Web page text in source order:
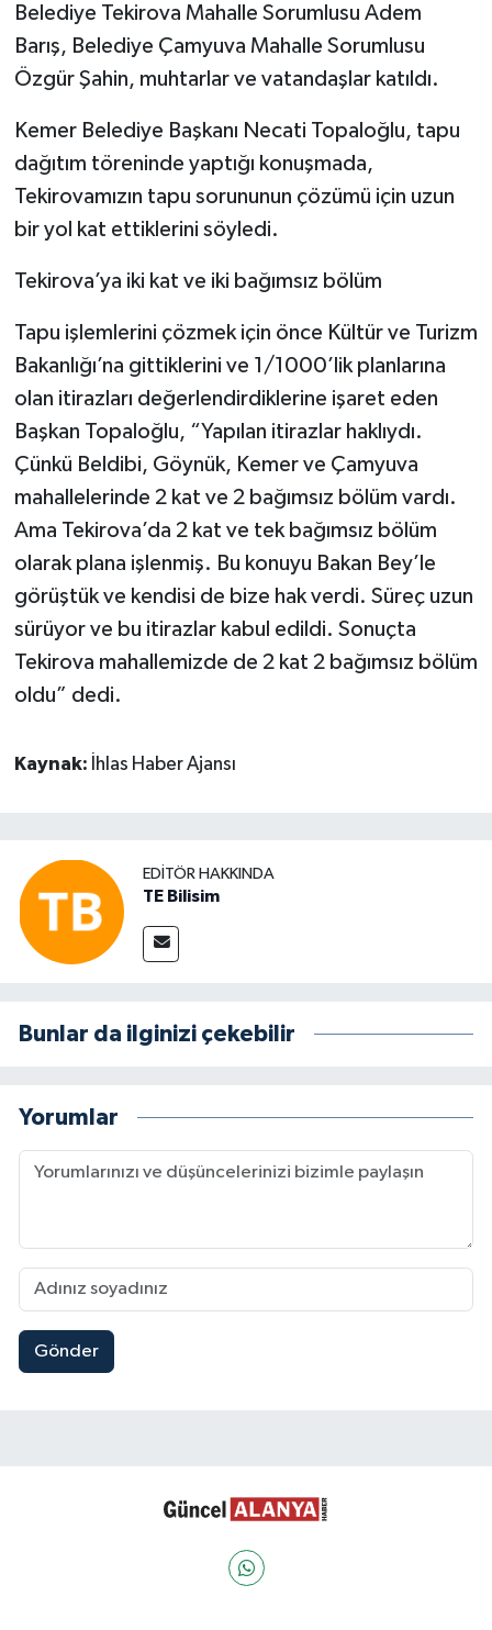
Belediye Tekirova Mahalle Sorumlusu Adem
Barış, Belediye Çamyuva Mahalle Sorumlusu
Özgür Şahin, muhtarlar ve vatandaşlar katıldı.
Kemer Belediye Başkanı Necati Topaloğlu, tapu
dağıtım töreninde yaptığı konuşmada,
Tekirovamızın tapu sorununun çözümü için uzun
bir yol kat ettiklerini söyledi.
Tekirova’ya iki kat ve iki bağımsız bölüm
Tapu işlemlerini çözmek için önce Kültür ve Turizm
Bakanlığı’na gittiklerini ve 1/1000’lik planlarına
olan itirazları değerlendirdiklerine işaret eden
Başkan Topaloğlu, “Yapılan itirazlar haklıydı.
Çünkü Beldibi, Göynük, Kemer ve Çamyuva
mahallelerinde 2 kat ve 2 bağımsız bölüm vardı.
Ama Tekirova’da 2 kat ve tek bağımsız bölüm
olarak plana işlenmiş. Bu konuyu Bakan Bey’le
görüştük ve kendisi de bize hak verdi. Süreç uzun
sürüyor ve bu itirazlar kabul edildi. Sonuçta
Tekirova mahallemizde de 2 kat 2 bağımsız bölüm
oldu” dedi.
Kaynak: İhlas Haber Ajansı
EDITÖR HAKKINDA
TE Bilisim
Bunlar da ilginizi çekebilir
Yorumlar
Gönder